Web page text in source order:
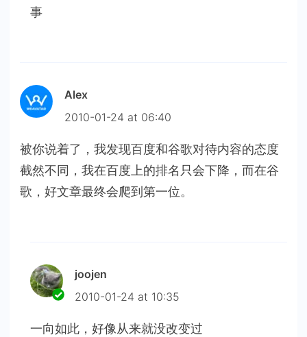
事
Alex
2010-01-24 at 06:40
被你说着了，我发现百度和谷歌对待内容的态度
截然不同，我在百度上的排名只会下降，而在谷
歌，好文章最终会爬到第一位。
joojen
2010-01-24 at 10:35
一向如此，好像从来就没改变过